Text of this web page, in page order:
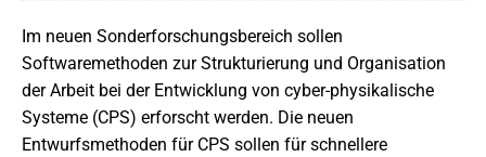
Im neuen Sonderforschungsbereich sollen
Softwaremethoden zur Strukturierung und Organisation
der Arbeit bei der Entwicklung von cyber-physikalische
Systeme (CPS) erforscht werden. Die neuen
Entwurfsmethoden für CPS sollen für schnellere